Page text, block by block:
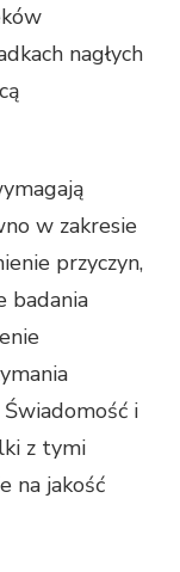
nagłych
w zakresie
przyczyn,
badania
i
z tymi
na jakość